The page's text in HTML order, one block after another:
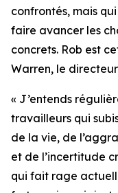
confrontés, mais
faire avancer les
concrets. Rob est
Warren, le
« J’entends
travailleurs qui
de la vie, de
et de l’incertitude
qui fait rage